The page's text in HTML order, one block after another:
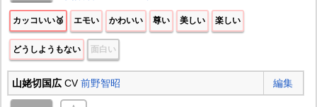
カッコいい🥉 エモい かわいい 尊い 美しい 楽しい
どうしようもない 面白い
山姥切国広CV前野智昭 編集